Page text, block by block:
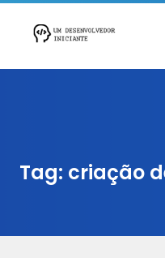
Tag: criação